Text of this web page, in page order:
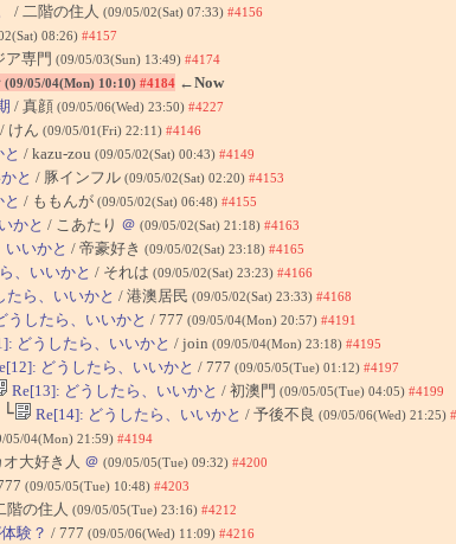
/ 二階の住人 (09/05/02(Sat) 07:33) #4156
08:26) #4157
ア専門 (09/05/03(Sun) 13:49) #4174
(09/05/04(Mon) 10:10) #4184 ←Now
/ 真顔 (09/05/06(Wed) 23:50) #4227
/ けん (09/05/01(Fri) 22:11) #4146
/ kazu-zou (09/05/02(Sat) 00:43) #4149
と / 豚インフル (09/05/02(Sat) 02:20) #4153
/ ももんが (09/05/02(Sat) 06:48) #4155
かと / こあたり ＠ (09/05/02(Sat) 21:18) #4163
いいかと / 帝豪好き (09/05/02(Sat) 23:18) #4165
、いいかと / それは (09/05/02(Sat) 23:23) #4166
たら、いいかと / 港澳居民 (09/05/02(Sat) 23:33) #4168
うしたら、いいかと / 777 (09/05/04(Mon) 20:57) #4191
どうしたら、いいかと / join (09/05/04(Mon) 23:18) #4195
どうしたら、いいかと / 777 (09/05/05(Tue) 01:12) #4197
Re[13]: どうしたら、いいかと / 初澳門 (09/05/05(Tue) 04:05) #4199
Re[14]: どうしたら、いいかと / 予後不良 (09/05/06(Wed) 21:25)
05/04(Mon) 21:59) #4194
大好き人 ＠ (09/05/05(Tue) 09:32) #4200
(09/05/05(Tue) 10:48) #4203
階の住人 (09/05/05(Tue) 23:16) #4212
験？ / 777 (09/05/06(Wed) 11:09) #4216